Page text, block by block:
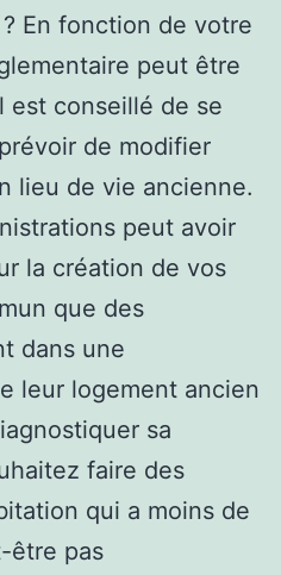
En fonction de votre
peut être
est conseillé de se
de modifier
lieu de vie ancienne.
peut avoir
la création de vos
que des
dans une
leur logement ancien
sa
faire des
qui a moins de
être pas